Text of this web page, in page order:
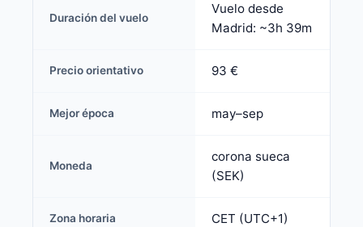
Duración del vuelo
Vuelo desde
Madrid: ~3h 39m
Precio orientativo 93 €
Mejor época may–sep
Moneda
corona sueca
(SEK)
Zona horaria CET (UTC+1)